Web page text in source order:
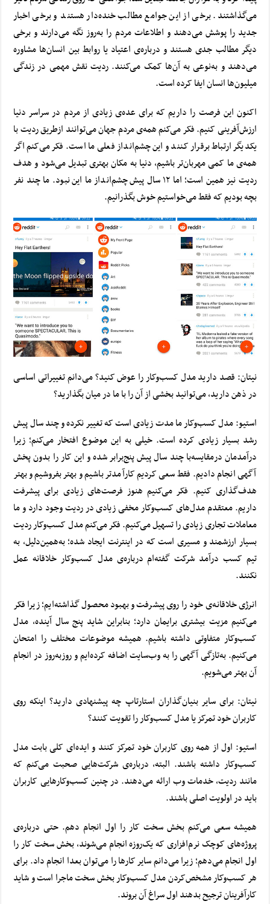
می‌گذاشتند. برخی از این جوامع مطالب خنده‌دار هستند و برخی اخبار
جدید را پوشش می‌دهند و اطلاعات مردم را به‌روز نگه می‌دارند و برخی
دیگر مطالب جدی هستند و درباره‌ی اعتیاد یا روابط بین انسان‌ها مشاوره
می‌دهند و به‌نوعی به آن‌ها کمک می‌کنند. ردیت نقش مهمی در زندگی
میلیون‌ها انسان ایفا کرده است.
اکنون این فرصت را داریم که برای عده‌ی زیادی از مردم در سراسر دنیا
ارزش‌آفرینی کنیم. فکر می‌کنم همه‌ی مردم جهان می‌توانند ازطریق ردیت با
یکدیگر ارتباط برقرار کنند و این چشم‌انداز فعلی ما است. فکر می‌کنم اگر
همه‌ی ما کمی مهربان‌تر باشیم، دنیا به مکان بهتری تبدیل می‌شود و هدف
ردیت نیز همین است؛ اما ۱۲ سال پیش چشم‌انداز ما این نبود. ما چند نفر
بچه بودیم که فقط می‌خواستیم خوش بگذرانیم.
نیتان: قصد دارید مدل کسب‌وکار را عوض کنید؟ می‌دانم تغییراتی اساسی
در ذهن دارید، می‌توانید بخشی از آن را با ما در میان بگذارید؟
استیو: مدل کسب‌وکار ما مدت زیادی است که تغییر نکرده و چند سال پیش
رشد بسیار زیادی کرده است. خیلی به این موضوع افتخار می‌کنم؛ زیرا
درآمدمان درمقایسه‌با چند سال پیش پنج‌برابر شده و این کار را بدون پخش
آگهی انجام دادیم. فقط سعی کردیم کارآمدتر باشیم و بهتر بفروشیم و بهتر
هدف‌گذاری کنیم. فکر می‌کنیم هنوز فرصت‌های زیادی برای پیشرفت
داریم.معتقدم مدل‌های کسب‌وکار مخفی زیادی در ردیت وجود دارد و ما
معاملات تجاری زیادی را تسهیل می‌کنیم. فکر می‌کنم مدل کسب‌وکار ردیت
بسیار ارزشمند و مسیری است که در اینترنت ایجاد شده؛ به‌همین‌دلیل، به
تیم کسب درآمد شرکت گفته‌ام درباره‌ی مدل کسب‌وکار خلاقانه عمل
نکنند.
انرژی خلاقانه‌ی خود را روی پیشرفت و بهبود محصول گذاشته‌ایم؛ زیرا فکر
می‌کنیم مزیت بیشتری برایمان دارد؛ بنابراین شاید پنج سال آینده، مدل
کسب‌وکار متفاوتی داشته باشیم. همیشه موضوعات مختلف را امتحان
می‌کنیم. به‌تازگی آگهی را به وب‌سایت اضافه کرده‌ایم و روزبه‌روز در انجام
آن بهتر می‌شویم.
نیتان: برای سایر بنیان‌گذاران استارتاپ چه پیشنهادی دارید؟ اینکه روی
کاربران خود تمرکز یا مدل کسب‌وکار را تقویت کنند؟
استیو: اول از همه روی کاربران خود تمرکز کنند و ایده‌ای کلی بابت مدل
کسب‌وکار داشته باشند. البته، درباره‌ی شرکت‌هایی صحبت می‌کنم که
مانند ردیت، خدمات وب ارائه می‌دهند. در چنین کسب‌وکارهایی کاربران
باید در اولویت اصلی باشند.
همیشه سعی می‌کنم بخش سخت کار را اول انجام دهم. حتی درباره‌ی
پروژه‌های کوچک نرم‌افزاری که یک‌روزه انجام می‌شوند، بخش سخت کار را
اول انجام می‌دهم؛ زیرا می‌دانم سایر کارها را می‌توان بعدا انجام داد. برای
هر کسب‌وکار مشخص‌کردن مدل کسب‌وکار بخش سخت ماجرا است و شاید
کارآفرینان ترجیح بدهند اول سراغ آن بروند.